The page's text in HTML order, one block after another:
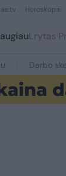
Horoskopai
Lrytas
Darbo